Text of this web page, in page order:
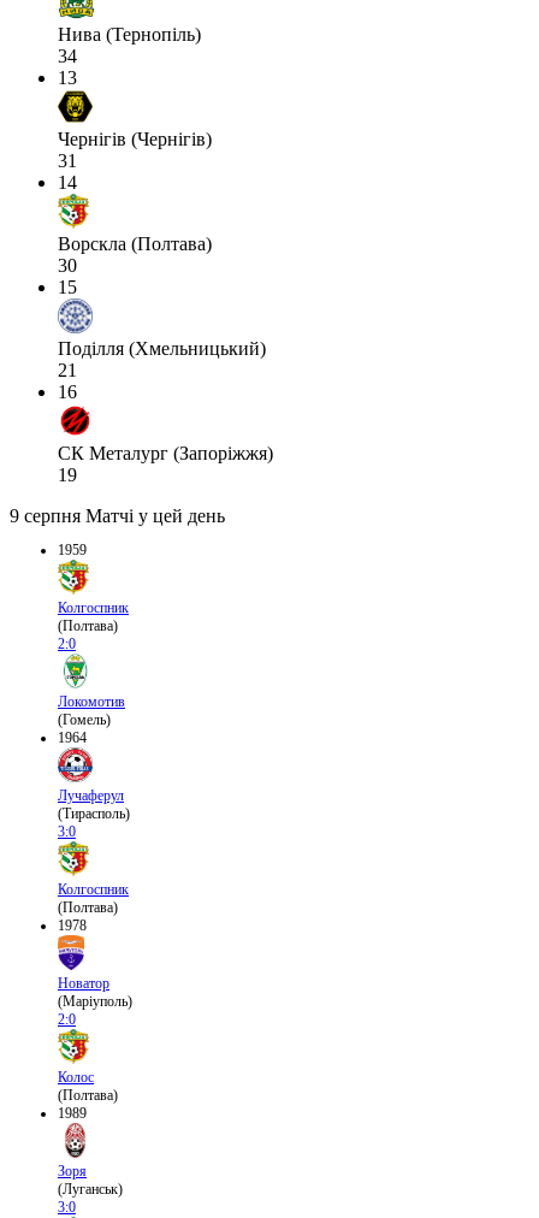
Нива (Тернопіль)
34
13
Чернігів (Чернігів)
31
14
Ворскла (Полтава)
30
15
Поділля (Хмельницький)
21
16
СК Металург (Запоріжжя)
19
9 серпня Матчі у цей день
1959
Колгоспник
(Полтава)
2:0
Локомотив
(Гомель)
1964
Лучаферул
(Тирасполь)
3:0
Колгоспник
(Полтава)
1978
Новатор
(Маріуполь)
2:0
Колос
(Полтава)
1989
Зоря
(Луганськ)
3:0